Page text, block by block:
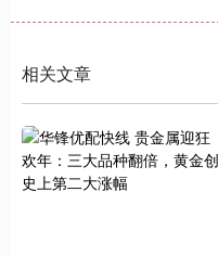
相关文章